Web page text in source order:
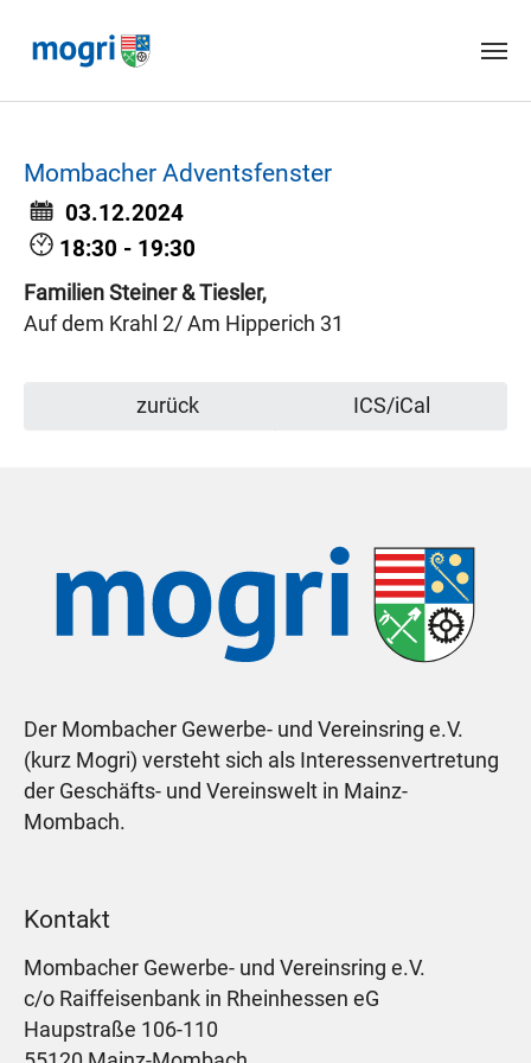
Mombacher Adventsfenster
03.12.2024
18:30 - 19:30
Familien Steiner & Tiesler,
Auf dem Krahl 2/ Am Hipperich 31
zurück ICS/iCal
Der Mombacher Gewerbe- und Vereinsring e.V.
(kurz Mogri) versteht sich als Interessenvertretung
der Geschäfts- und Vereinswelt in Mainz-
Mombach.
Kontakt
Mombacher Gewerbe- und Vereinsring e.V.
c/o Raiffeisenbank in Rheinhessen eG
Haupstraße 106-110